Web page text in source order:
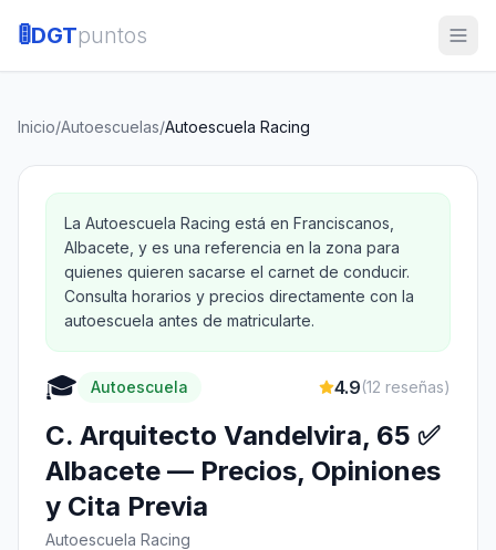
🚦DGTpuntos
Inicio/Autoescuelas/Autoescuela Racing
La Autoescuela Racing está en Franciscanos,
Albacete, y es una referencia en la zona para
quienes quieren sacarse el carnet de conducir.
Consulta horarios y precios directamente con la
autoescuela antes de matricularte.
🎓 Autoescuela 4.9(12 reseñas)
C. Arquitecto Vandelvira, 65 ✅
Albacete — Precios, Opiniones
y Cita Previa
Autoescuela Racing